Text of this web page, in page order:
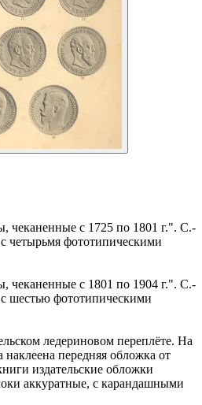
чеканенные с 1725 по 1801 г.". С.-
четырьмя фототипическими
чеканенные с 1801 по 1904 г.". С.-
с шестью фототипическими
ледериновом переплёте. На
передняя обложка от
издательские обложки
аккуратные, с карандашными